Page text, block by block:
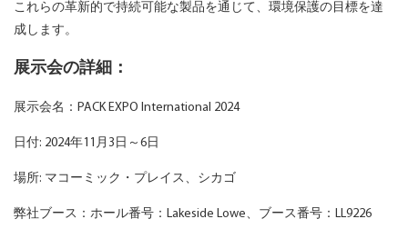
これらの革新的で持続可能な製品を通じて、環境保護の目標を達
成します。
展示会の詳細：
展示会名：PACK EXPO International 2024
日付: 2024年11月3日～6日
場所: マコーミック・プレイス、シカゴ
弊社ブース：ホール番号：Lakeside Lowe、ブース番号：LL9226